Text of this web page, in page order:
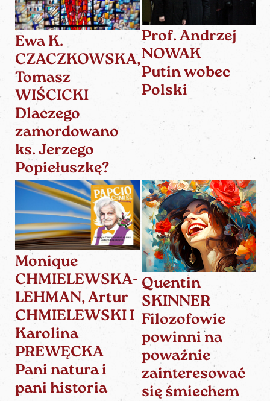
Ewa K.
CZACZKOWSKA,
Tomasz
WIŚCICKI
Dlaczego
zamordowano
ks. Jerzego
Popiełuszkę?
Prof. Andrzej
NOWAK
Putin wobec
Polski
Monique
CHMIELEWSKA-
LEHMAN, Artur
CHMIELEWSKI I
Karolina
PREWĘCKA
Pani natura i
pani historia
Quentin
SKINNER
Filozofowie
powinni na
poważnie
zainteresować
się śmiechem